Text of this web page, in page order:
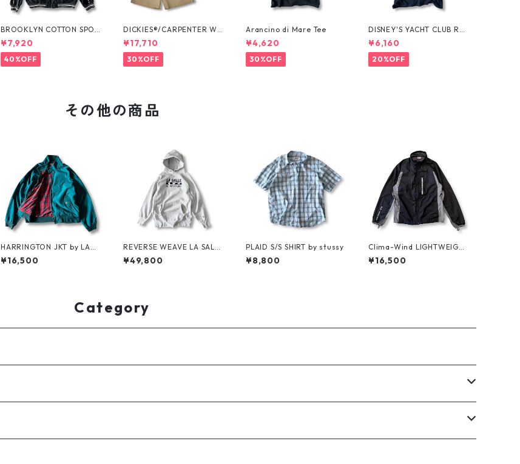
BROOKLYN COTTON SPOR
T JKT by Polo Ralph Laure
n
¥7,920
40%OFF
DICKIES®/CARPENTER WI
DE SHORTS -SEDAN ALL-P
URPOSE-
¥17,710
30%OFF
Arancino di Mare Tee
¥4,620
30%OFF
DISNEY'S YACHT CLUB RES
ORT Tee
¥6,160
20%OFF
その他の商品
HARRINGTON JKT by LAN
DS'END
¥16,500
REVERSE WEAVE LA SALLE
MILITARY ACADEMY by CH
AMPION
¥49,800
PLAID S/S SHIRT by stussy
¥8,800
Clima-Wind LIGHTWEIGH
T JKT by SALOMON
¥16,500
Category